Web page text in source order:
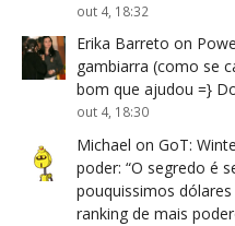
out 4, 18:32
Erika Barreto on
gambiarra (como se
bom que ajudou =}
out 4, 18:30
Michael on GoT:
poder: “O segredo é
pouquissimos
ranking de mais